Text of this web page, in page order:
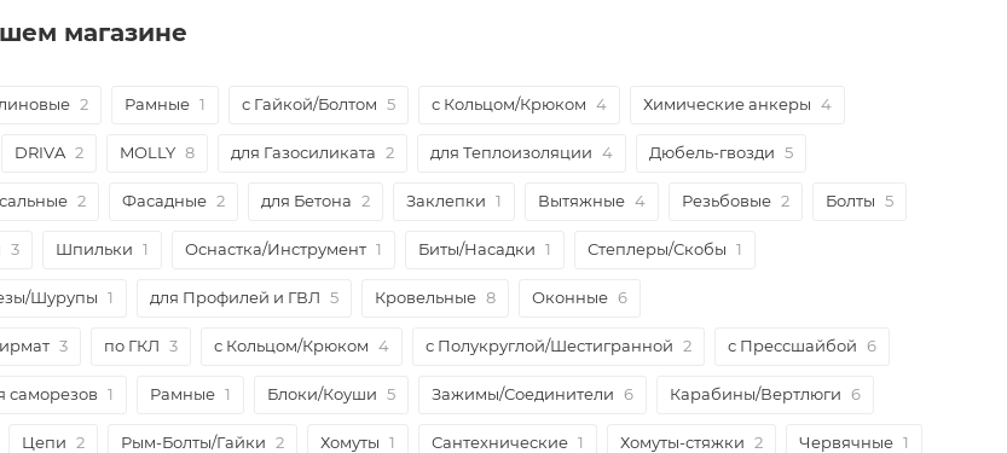
магазине
2 Рамные 1 с Гайкой/Болтом 5 с Кольцом/Крюком 4 Химические анкеры 4
DRIVA 2 MOLLY 8 для Газосиликата 2 для Теплоизоляции 4 Дюбель-гвозди 5
2 Фасадные 2 для Бетона 2 Заклепки 1 Вытяжные 4 Резьбовые 2 Болты 5
3 Шпильки 1 Оснастка/Инструмент 1 Биты/Насадки 1 Степлеры/Скобы 1
Шурупы 1 для Профилей и ГВЛ 5 Кровельные 8 Оконные 6
3 по ГКЛ 3 с Кольцом/Крюком 4 с Полукруглой/Шестигранной 2 с Прессшайбой 6
саморезов 1 Рамные 1 Блоки/Коуши 5 Зажимы/Соединители 6 Карабины/Вертлюги 6
Цепи 2 Рым-Болты/Гайки 2 Хомуты 1 Сантехнические 1 Хомуты-стяжки 2 Червячные 1